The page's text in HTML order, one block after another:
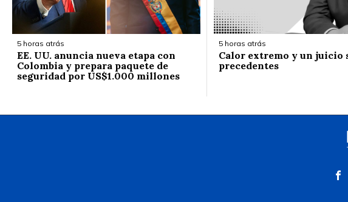
5 horas atrás
EE. UU. anuncia nueva etapa con
Colombia y prepara paquete de
seguridad por US$1.000 millones
5 horas atrás
Calor extremo y un juicio
precedentes